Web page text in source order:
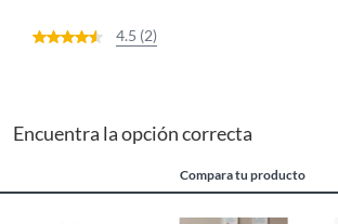
4.5 (2)
Encuentra la opción correcta
Compara tu producto